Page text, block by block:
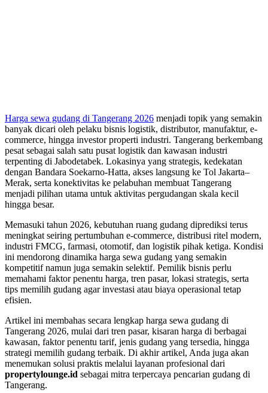
Harga sewa gudang di Tangerang 2026 menjadi topik yang semakin
banyak dicari oleh pelaku bisnis logistik, distributor, manufaktur, e-
commerce, hingga investor properti industri. Tangerang berkembang
pesat sebagai salah satu pusat logistik dan kawasan industri
terpenting di Jabodetabek. Lokasinya yang strategis, kedekatan
dengan Bandara Soekarno-Hatta, akses langsung ke Tol Jakarta–
Merak, serta konektivitas ke pelabuhan membuat Tangerang
menjadi pilihan utama untuk aktivitas pergudangan skala kecil
hingga besar.
Memasuki tahun 2026, kebutuhan ruang gudang diprediksi terus
meningkat seiring pertumbuhan e-commerce, distribusi ritel modern,
industri FMCG, farmasi, otomotif, dan logistik pihak ketiga. Kondisi
ini mendorong dinamika harga sewa gudang yang semakin
kompetitif namun juga semakin selektif. Pemilik bisnis perlu
memahami faktor penentu harga, tren pasar, lokasi strategis, serta
tips memilih gudang agar investasi atau biaya operasional tetap
efisien.
Artikel ini membahas secara lengkap harga sewa gudang di
Tangerang 2026, mulai dari tren pasar, kisaran harga di berbagai
kawasan, faktor penentu tarif, jenis gudang yang tersedia, hingga
strategi memilih gudang terbaik. Di akhir artikel, Anda juga akan
menemukan solusi praktis melalui layanan profesional dari
propertylounge.id sebagai mitra terpercaya pencarian gudang di
Tangerang.